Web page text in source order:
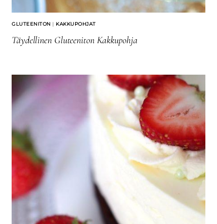
GLUTEENITON | KAKKUPOHJAT
Täydellinen Gluteeniton Kakkupohja